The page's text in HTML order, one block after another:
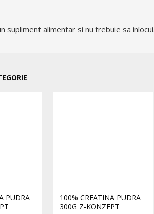
supliment alimentar si nu trebuie sa
PUDRA
100% CREATINA PUDRA
300G Z-KONZEPT